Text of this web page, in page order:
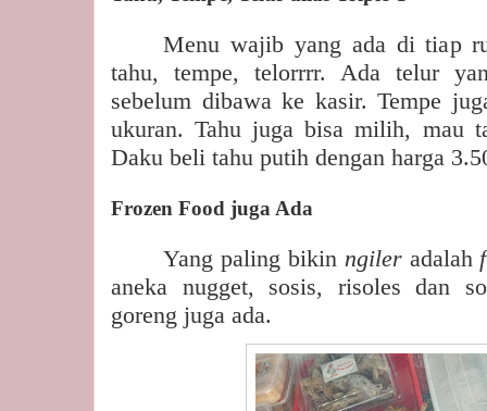
Menu wajib yang ada di tiap
tahu, tempe, telorrrr. Ada telur
sebelum dibawa ke kasir. Tempe
ukuran. Tahu juga bisa milih, mau
Daku beli tahu putih dengan harga
Frozen Food juga Ada
Yang paling bikin ngiler adalah
aneka nugget, sosis, risoles dan
goreng juga ada.